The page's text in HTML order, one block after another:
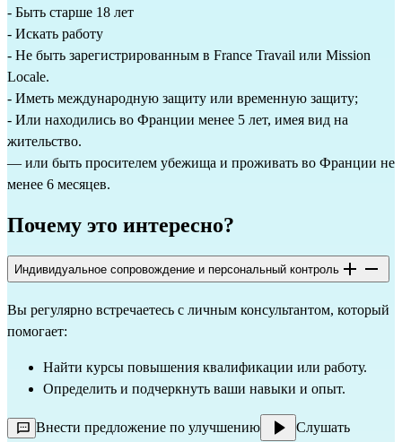
- Быть старше 18 лет
- Искать работу
- Не быть зарегистрированным в France Travail или Mission
Locale.
- Иметь международную защиту или временную защиту;
- Или находились во Франции менее 5 лет, имея вид на
жительство.
— или быть просителем убежища и проживать во Франции не
менее 6 месяцев.
Почему это интересно?
Индивидуальное сопровождение и персональный контроль
Вы регулярно встречаетесь с личным консультантом, который
помогает:
Найти курсы повышения квалификации или работу.
Определить и подчеркнуть ваши навыки и опыт.
Внести предложение по улучшению Слушать